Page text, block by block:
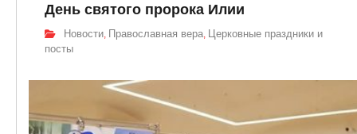
День святого пророка Илии
Новости, Православная вера,
Церковные праздники и
посты